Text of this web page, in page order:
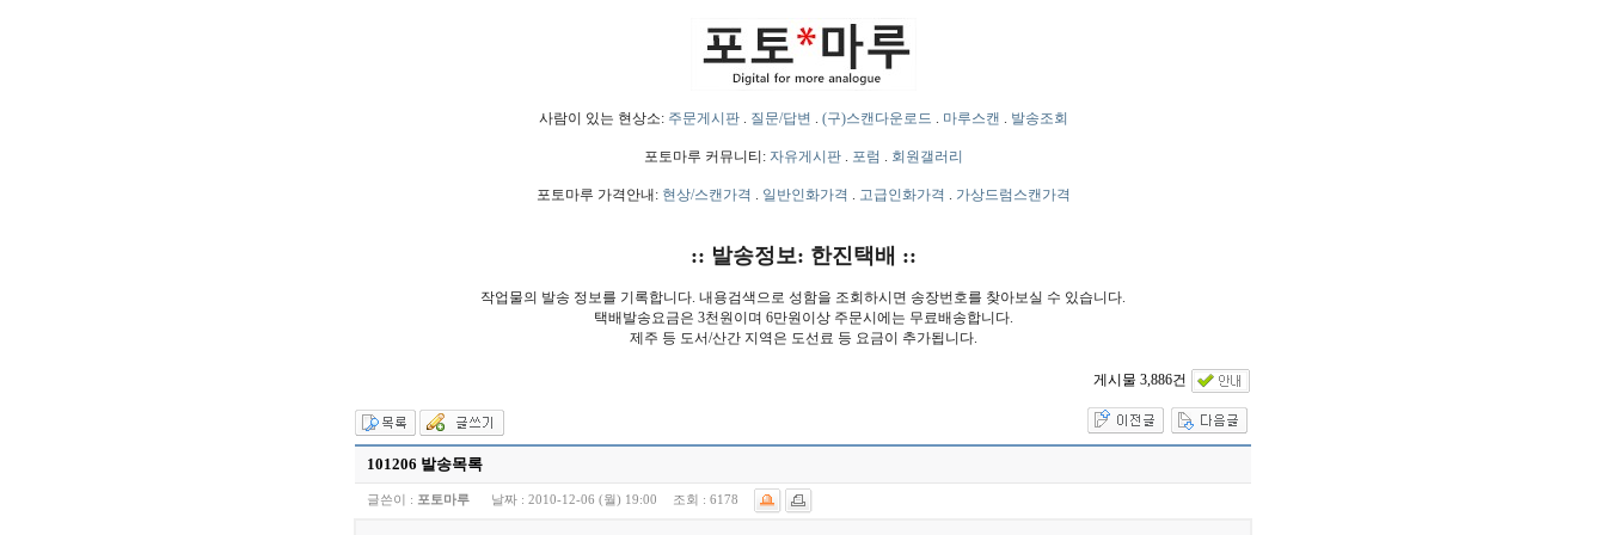
사람이 있는 현상소: 주문게시판. 질문/답변 . (구)스캔다운로드 . 마루스캔 . 발송조회
포토마루 커뮤니티: 자유게시판. 포럼 . 회원갤러리
포토마루 가격안내: 현상/스캔가격 . 일반인화가격 . 고급인화가격 . 가상드럼스캔가격
:: 발송정보: 한진택배 ::
작업물의 발송 정보를 기록합니다. 내용검색으로 성함을 조회하시면 송장번호를 찾아보실 수 있습니다.
택배발송요금은 3천원이며 6만원이상 주문시에는 무료배송합니다.
제주 등 도서/산간 지역은 도선료 등 요금이 추가됩니다.
게시물 3,886건
101206 발송목록
글쓴이 : 포토마루 날짜 : 2010-12-06 (월) 19:00 조회 : 6178